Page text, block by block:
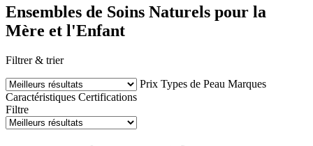
Ensembles de Soins Naturels pour la
Mère et l'Enfant
Filtrer & trier
Prix Types de Peau Marques
Caractéristiques Certifications
Filtre